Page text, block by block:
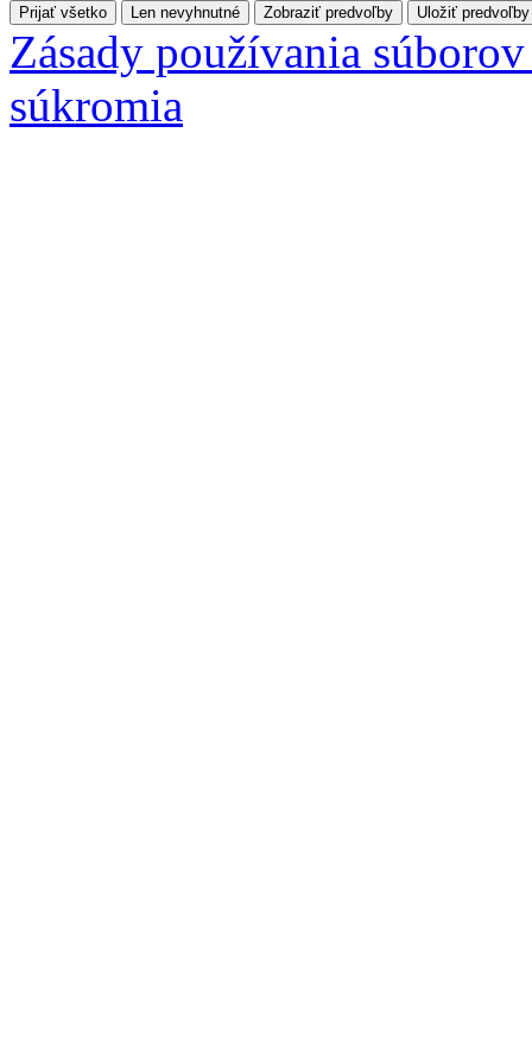
Prijať všetko Len nevyhnutné Zobraziť predvoľby Uložiť predvoľby
Zásady používania
súkromia